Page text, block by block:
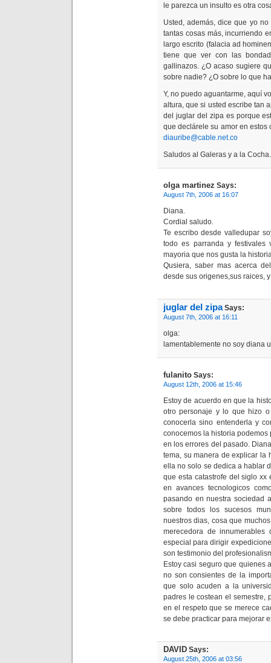
le parezca un insulto es otra
Usted, además, dice que yo
tantas cosas más, incurriendo
largo escrito (falacia ad
tiene que ver con las
gallinazos. ¿O acaso sugiere
sobre nadie? ¿O sobre lo que
Y, no puedo aguantarme, aquí
altura, que si usted escribe tan
del juglar del zipa es porque
que declárele su amor en
diauribe@cable.net.co
Saludos al Galeras y a la Cocha.
olga martinez Says:
August 7th, 2006 at 16:07
Diana.
Cordial saludo.
Te escribo desde valledupar
todo es parranda y festivales
mayoria que nos gusta la
Qusiera, saber mas acerca
desde sus origenes,sus raices,
juglar del zipaSays:
August 7th, 2006 at 16:11
olga:
lamentablemente no soy diana
fulanito Says:
August 12th, 2006 at 15:46
Estoy de acuerdo en que la
otro personaje y lo que hizo
conocerla sino entenderla y
conocemos la historia
en los errores del pasado.
tema, su manera de explicar la
ella no solo se dedica a hablar
que esta catastrofe del siglo
en avances tecnologicos
pasando en nuestra sociedad
sobre todos los sucesos
nuestros dias, cosa que
merecedora de
especial para dirigir
son testimonio del
Estoy casi seguro que quienes
no son consientes de la
que solo acuden a la
padres le costean el semestre,
en el respeto que se merece
se debe practicar para mejorar
DAVID Says:
August 25th, 2006 at 03:56